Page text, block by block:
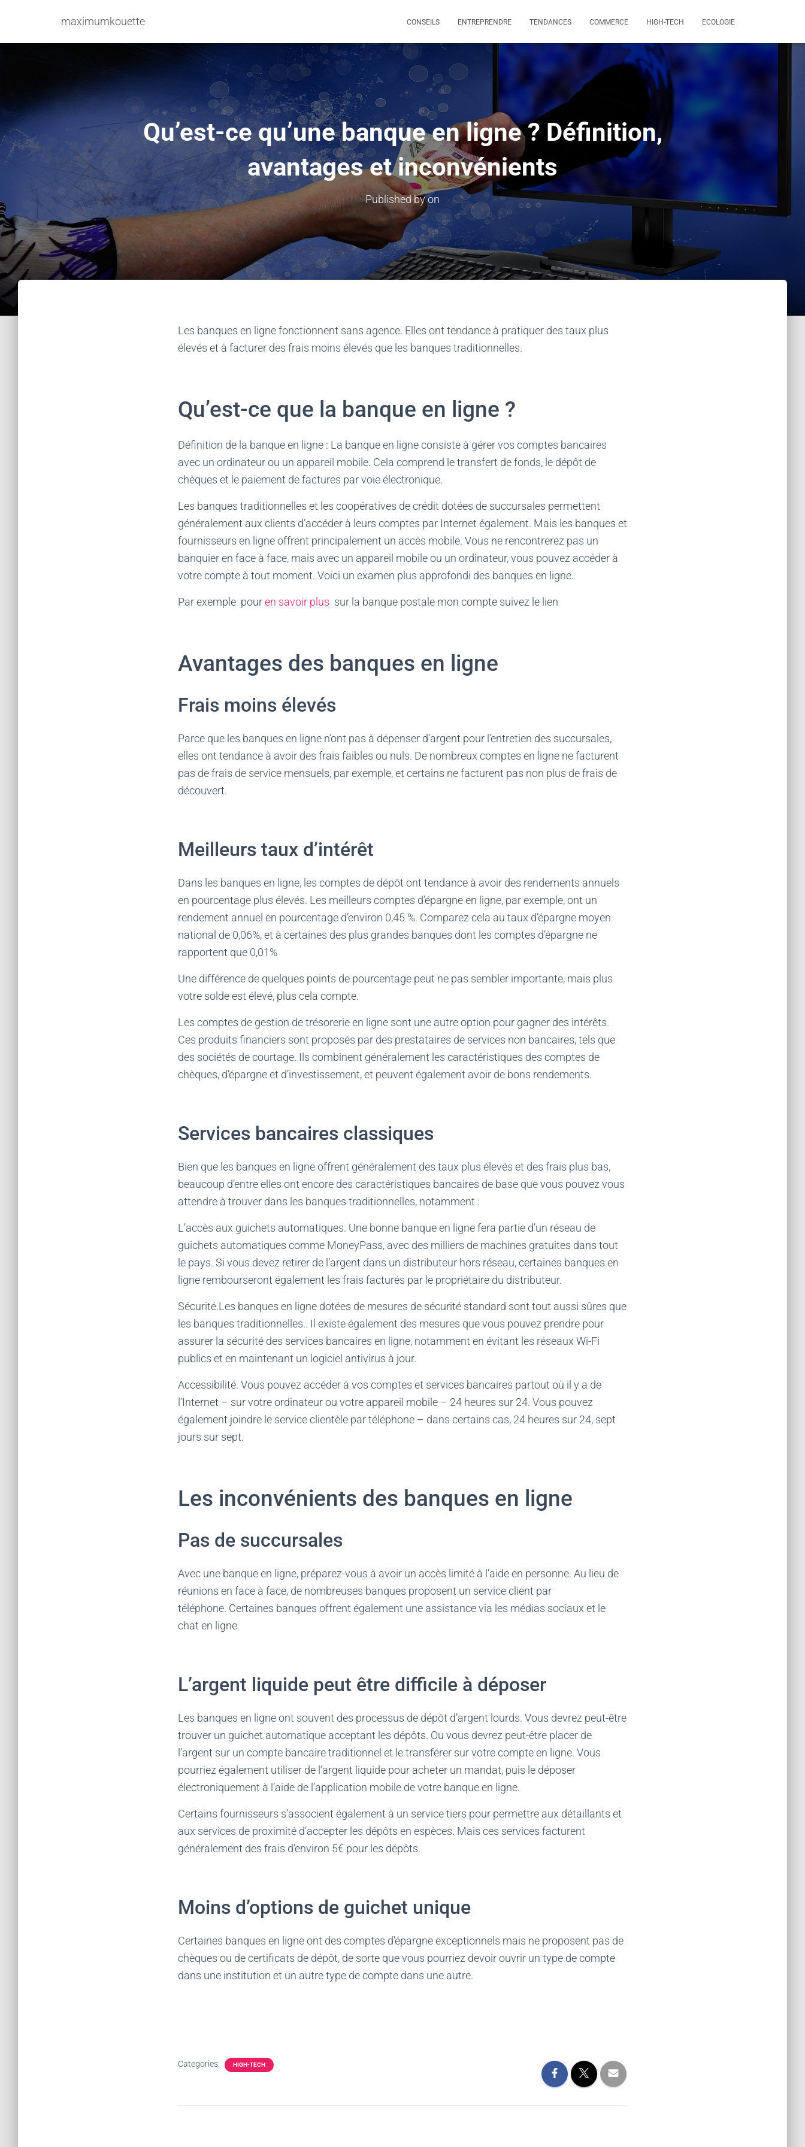
maximumkouette CONSEILS ENTREPRENDRE TENDANCES COMMERCE HIGH-TECH ECOLOGIE
Qu’est-ce qu’une banque en ligne ? Définition,
avantages et inconvénients
Published byon
Les banques en ligne fonctionnent sans agence. Elles ont tendance à pratiquer des taux plus
élevés et à facturer des frais moins élevés que les banques traditionnelles.
Qu’est-ce que la banque en ligne ?
Définition de la banque en ligne : La banque en ligne consiste à gérer vos comptes bancaires
avec un ordinateur ou un appareil mobile. Cela comprend le transfert de fonds, le dépôt de
chèques et le paiement de factures par voie électronique.
Les banques traditionnelles et les coopératives de crédit dotées de succursales permettent
généralement aux clients d’accéder à leurs comptes par Internet également. Mais les banques et
fournisseurs en ligne offrent principalement un accès mobile. Vous ne rencontrerez pas un
banquier en face à face, mais avec un appareil mobile ou un ordinateur, vous pouvez accéder à
votre compte à tout moment. Voici un examen plus approfondi des banques en ligne.
Par exemple pouren savoir plus sur la banque postale mon compte suivez le lien
Avantages des banques en ligne
Frais moins élevés
Parce que les banques en ligne n’ont pas à dépenser d’argent pour l’entretien des succursales,
elles ont tendance à avoir des frais faibles ou nuls. De nombreux comptes en ligne ne facturent
pas de frais de service mensuels, par exemple, et certains ne facturent pas non plus de frais de
découvert.
Meilleurs taux d’intérêt
Dans les banques en ligne, les comptes de dépôt ont tendance à avoir des rendements annuels
en pourcentage plus élevés. Les meilleurs comptes d’épargne en ligne, par exemple, ont un
rendement annuel en pourcentage d’environ 0,45 %. Comparez cela au taux d’épargne moyen
national de 0,06%, et à certaines des plus grandes banques dont les comptes d’épargne ne
rapportent que 0,01%
Une différence de quelques points de pourcentage peut ne pas sembler importante, mais plus
votre solde est élevé, plus cela compte.
Les comptes de gestion de trésorerie en ligne sont une autre option pour gagner des intérêts.
Ces produits financiers sont proposés par des prestataires de services non bancaires, tels que
des sociétés de courtage. Ils combinent généralement les caractéristiques des comptes de
chèques, d’épargne et d’investissement, et peuvent également avoir de bons rendements.
Services bancaires classiques
Bien que les banques en ligne offrent généralement des taux plus élevés et des frais plus bas,
beaucoup d’entre elles ont encore des caractéristiques bancaires de base que vous pouvez vous
attendre à trouver dans les banques traditionnelles, notamment :
L’accès aux guichets automatiques. Une bonne banque en ligne fera partie d’un réseau de
guichets automatiques comme MoneyPass, avec des milliers de machines gratuites dans tout
le pays. Si vous devez retirer de l’argent dans un distributeur hors réseau, certaines banques en
ligne rembourseront également les frais facturés par le propriétaire du distributeur.
Sécurité.Les banques en ligne dotées de mesures de sécurité standard sont tout aussi sûres que
les banques traditionnelles.. Il existe également des mesures que vous pouvez prendre pour
assurer la sécurité des services bancaires en ligne, notamment en évitant les réseaux Wi-Fi
publics et en maintenant un logiciel antivirus à jour.
Accessibilité. Vous pouvez accéder à vos comptes et services bancaires partout où il y a de
l’Internet – sur votre ordinateur ou votre appareil mobile – 24 heures sur 24. Vous pouvez
également joindre le service clientèle par téléphone – dans certains cas, 24 heures sur 24, sept
jours sur sept.
Les inconvénients des banques en ligne
Pas de succursales
Avec une banque en ligne, préparez-vous à avoir un accès limité à l’aide en personne. Au lieu de
réunions en face à face, de nombreuses banques proposent un service client par
téléphone. Certaines banques offrent également une assistance via les médias sociaux et le
chat en ligne.
L’argent liquide peut être difficile à déposer
Les banques en ligne ont souvent des processus de dépôt d’argent lourds. Vous devrez peut-être
trouver un guichet automatique acceptant les dépôts. Ou vous devrez peut-être placer de
l’argent sur un compte bancaire traditionnel et le transférer sur votre compte en ligne. Vous
pourriez également utiliser de l’argent liquide pour acheter un mandat, puis le déposer
électroniquement à l’aide de l’application mobile de votre banque en ligne.
Certains fournisseurs s’associent également à un service tiers pour permettre aux détaillants et
aux services de proximité d’accepter les dépôts en espèces. Mais ces services facturent
généralement des frais d’environ 5€ pour les dépôts.
Moins d’options de guichet unique
Certaines banques en ligne ont des comptes d’épargne exceptionnels mais ne proposent pas de
chèques ou de certificats de dépôt, de sorte que vous pourriez devoir ouvrir un type de compte
dans une institution et un autre type de compte dans une autre.
Categories: HIGH-TECH